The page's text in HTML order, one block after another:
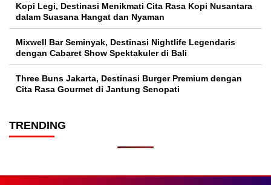
Kopi Legi, Destinasi Menikmati Cita Rasa Kopi Nusantara
dalam Suasana Hangat dan Nyaman
Mixwell Bar Seminyak, Destinasi Nightlife Legendaris
dengan Cabaret Show Spektakuler di Bali
Three Buns Jakarta, Destinasi Burger Premium dengan
Cita Rasa Gourmet di Jantung Senopati
TRENDING